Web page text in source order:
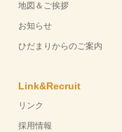
地図＆ご挨拶
お知らせ
ひだまりからのご案内
Link&Recruit
リンク
採用情報